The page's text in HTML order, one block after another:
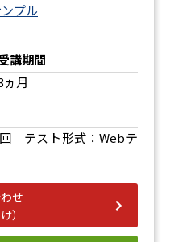
プル
講期間
ヵ月
テスト形式：Webテ
せ
）